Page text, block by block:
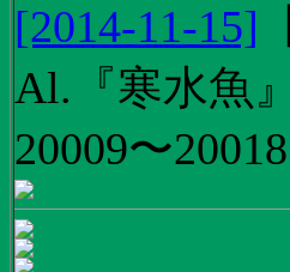
[2014-11-15]
Al.『寒水魚
20009〜20018